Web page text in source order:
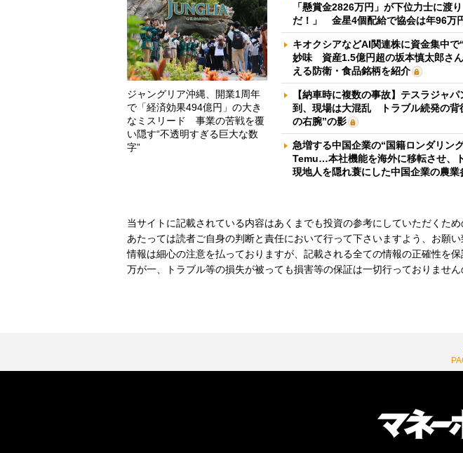
ジャングリア沖縄、開業1周年
で「経済効果494億円」の大き
なミスリード 事業の苦戦を覆
い隠す“不透明すぎる巨大な数
字”
「懸賞金2826万円」が下位力士に渡
だ！」 金星4個配給で協会は年96万
キオクシアなどAI関連株に資金集中
妙味 資産1.5億円超の坂本慎太郎さ
える防衛・食品銘柄を紹介
【納車時に複数の事故】テスラジャ
到、現場は大混乱 トラブル続発の背
の右腕”の影
急増する中国企業の“国籍ロンダリン
Temu…本社機能を海外に移転させ、
現地人を隠れ蓑にした中国企業の農
当サイトに記載されている内容はあくまでも投資の参考にしていただくた
あたっては読者ご自身の判断と責任において行って下さいますよう、お願
情報は細心の注意を払っておりますが、記載される全ての情報の正確性を保
万が一、トラブル等の損失が被っても損害等の保証は一切行っておりません